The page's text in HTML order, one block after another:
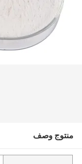
منتوج وصف